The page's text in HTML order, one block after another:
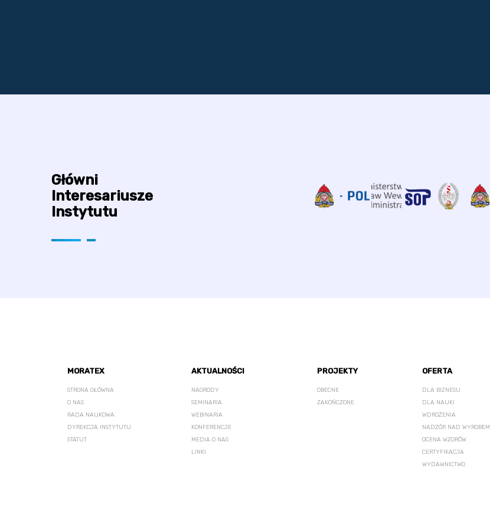
Główni
Interesariusze
Instytutu
MORATEX
STRONA GŁÓWNA
O NAS
RADA NAUKOWA
DYREKCJA INSTYTUTU
STATUT
AKTUALNOŚCI
NAGRODY
SEMINARIA
WEBINARIA
KONFERENCJE
MEDIA O NAS
LINKI
PROJEKTY
OBECNE
ZAKOŃCZONE
OFERTA
DLA BIZNESU
DLA NAUKI
WDROŻENIA
NADZÓR NAD WYROBEM
OCENA WZORÓW
CERTYFIKACJA
WYDAWNICTWO